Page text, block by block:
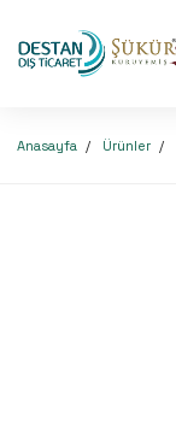
Anasayfa Ürünler